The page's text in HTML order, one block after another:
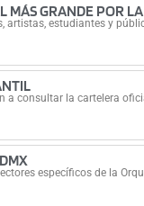
MÁS GRANDE POR
artistas, estudiantes y
a consultar la cartelera
específicos de la